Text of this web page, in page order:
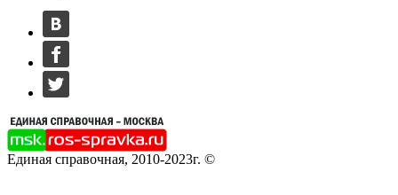
Единая справочная, 2010-2023г. ©